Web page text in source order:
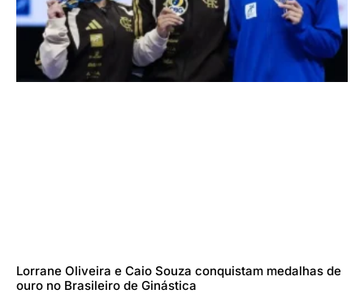
Lorrane Oliveira e Caio Souza conquistam medalhas de
ouro no Brasileiro de Ginástica